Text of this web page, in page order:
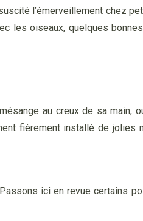
l’émerveillement chez
les oiseaux, quelques
au creux de sa main,
fièrement installé de jolies
ici en revue certains